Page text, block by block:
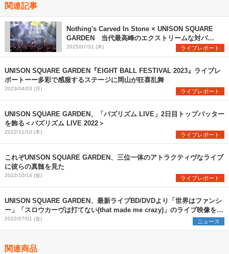
関連記事
Nothing's Carved In Stone × UNISON SQUARE
GARDEN 当代最高峰のエクストリームな対バン
を観た
2025/07/31 (木) ライブレポート
UNISON SQUARE GARDEN『EIGHT BALL FESTIVAL 2023』ライブレ
ポートーー多彩で感服するステージに岡山が狂喜乱舞
2023/04/03 (月) ライブレポート
UNISON SQUARE GARDEN、「バズリズム LIVE」2日目トップバッター
を飾る＜バズリズム LIVE 2022＞
2022/11/10 (木) ライブレポート
これぞUNISON SQUARE GARDEN、三位一体のアトラクティヴなライブ
に彼らの真髄を見た
2022/10/14 (金) ライブレポート
UNISON SQUARE GARDEN、最新ライブBD/DVDより「世界はファンシ
ー」「スロウカーヴは打てない(that made me crazy)」のライブ映像を公
開
2022/07/01 (金) ニュース
関連商品